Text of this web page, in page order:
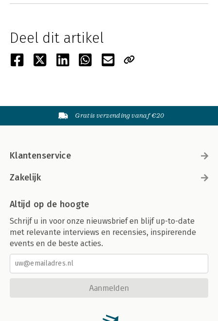
Deel dit artikel
Gratis verzending vanaf €20
Klantenservice
Zakelijk
Altijd op de hoogte
Schrijf u in voor onze nieuwsbrief en blijf up-to-date
met relevante interviews en recensies, inspirerende
events en de beste acties.
Aanmelden